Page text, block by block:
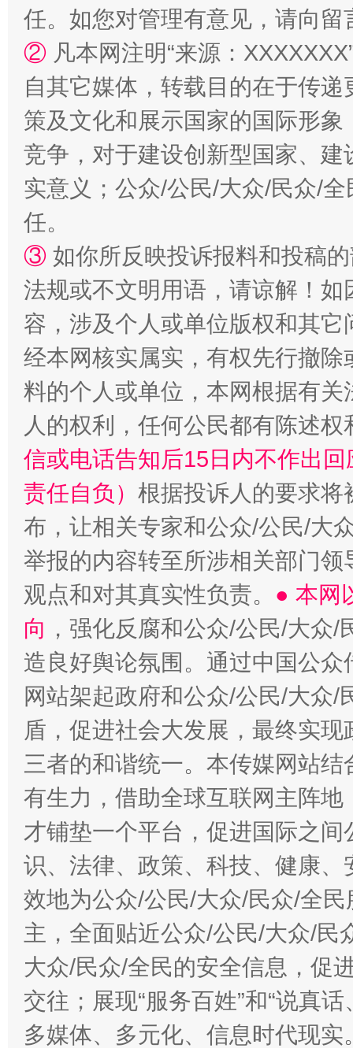
扯下公款旅游的“隐身衣” 如何以
“蜀中异人”王建安的艺术幻境
任。如您对管理有意见，请向
② 凡本网注明“来源：
自其它媒体，转载目的在于传
策及文化和展示国家的国际形
竞争，对于建设创新型国家、
实意义；公众/公民/大众/民众/
任。
③ 如你所反映投诉报料和投稿
法规或不文明用语，请谅解！
容，涉及个人或单位版权和其它
经本网核实属实，有权先行撤
料的个人或单位，本网根据有
人的权利，任何公民都有陈述
信或电话告知后15日内不作出
责任自负） 根据投诉人的要求将
布，让相关专家和公众/公民/大
举报的内容转至所涉相关部门
观点和对其真实性负责。 ● 本网
向 ，强化反腐和公众/公民/大众
造良好舆论氛围。通过中国公
网站架起政府和公众/公民/大众
盾，促进社会大发展，最终实
三者的和谐统一。本传媒网站
有生力，借助全球互联网主阵
才铺垫一个平台，促进国际之
识、法律、政策、科技、健康
效地为公众/公民/大众/民众/全
主，全面贴近公众/公民/大众/民
大众/民众/全民的安全信息，促
交往；展现“服务百姓”和“说真
多媒体、多元化、信息时代现实